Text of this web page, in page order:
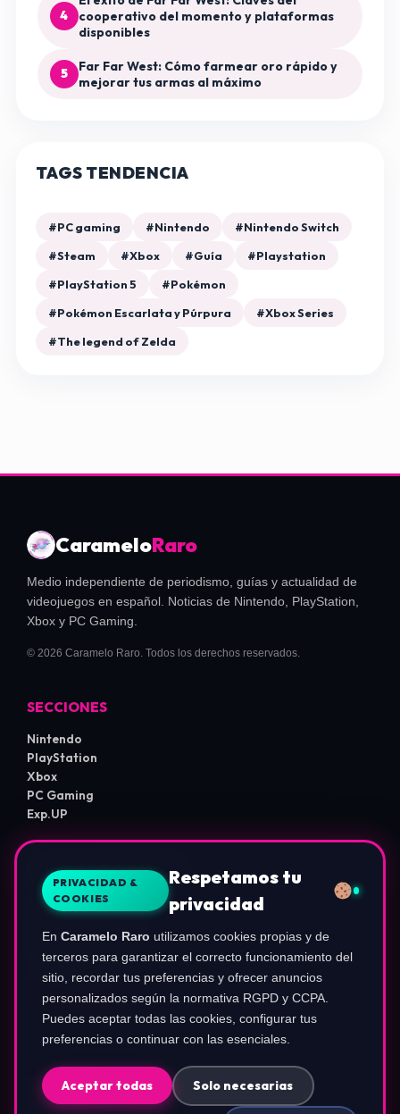
4
cooperativo del momento y plataformas
disponibles
5
Far Far West: Cómo farmear oro rápido y
mejorar tus armas al máximo
TAGS TENDENCIA
#PC gaming #Nintendo
#Nintendo Switch
#Steam
#Xbox #Guía
#Playstation
#PlayStation 5
#Pokémon
#Pokémon Escarlata y Púrpura
#Xbox Series
#The legend of Zelda
CarameloRaro
Medio independiente de periodismo, guías y actualidad de
videojuegos en español. Noticias de Nintendo, PlayStation,
Xbox y PC Gaming.
© 2026 Caramelo Raro. Todos los derechos reservados.
SECCIONES
Nintendo
PlayStation
Xbox
PC Gaming
Exp.UP
LEGAL E INFORMACIÓN
Sobre Nosotros
Política de Privacidad
Política de Cookies
Términos de Uso
Aviso de Afiliados
Configurar Cookies
COMUNIDAD
Instagram (@ca.rameloraro)
TikTok (@carameloraro.com)
PRIVACIDAD &
COOKIES
Respetamos tu
privacidad
En Caramelo Raro utilizamos cookies propias y de
terceros para garantizar el correcto funcionamiento del
sitio, recordar tus preferencias y ofrecer anuncios
personalizados según la normativa RGPD y CCPA.
Puedes aceptar todas las cookies, configurar tus
preferencias o continuar con las esenciales.
Aceptar todas Solo necesarias